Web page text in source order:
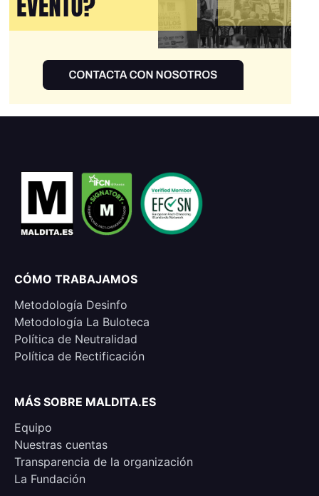
CÓMO TRABAJAMOS
Metodología Desinfo
Metodología La Buloteca
Política de Neutralidad
Política de Rectificación
MÁS SOBRE MALDITA.ES
Equipo
Nuestras cuentas
Transparencia de la organización
La Fundación